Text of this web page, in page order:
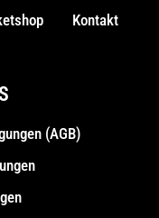
Kontakt
(AGB)